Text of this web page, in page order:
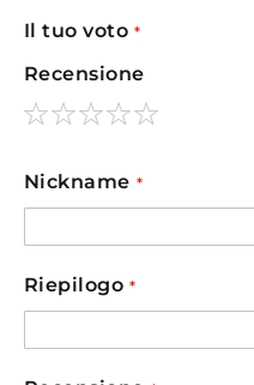
Il tuo voto
Recensione
star
stars
stars
stars
stars
Nickname
Riepilogo